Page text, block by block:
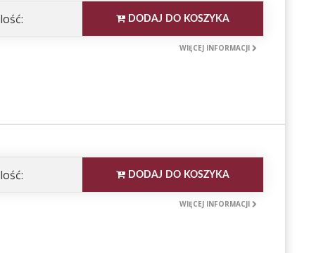
DODAJ DO KOSZYKA
WIĘCEJ INFORMACJI
DODAJ DO KOSZYKA
WIĘCEJ INFORMACJI